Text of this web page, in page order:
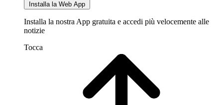
Installa la Web App
Installa la nostra App gratuita e accedi più velocemente alle
notizie
Tocca